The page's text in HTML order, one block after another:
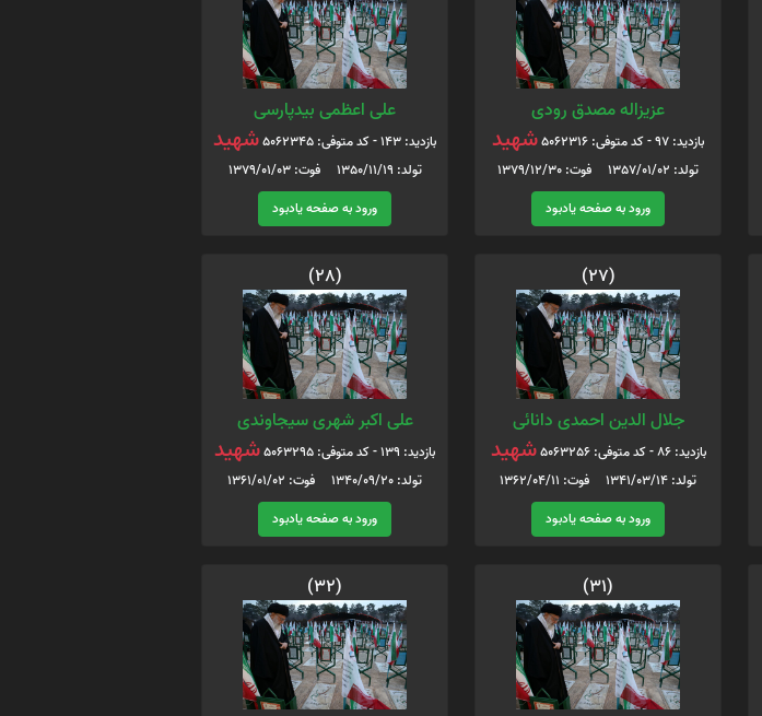
عزیزاله مصدق رودی
بازدید: 97 - کد متوفی: 5062316 شهید
تولد: 1357/01/02 فوت: 1379/12/30
ورود به صفحه یادبود
علی اعظمی بیدپارسی
بازدید: 143 - کد متوفی: 5062345 شهید
تولد: 1350/11/19 فوت: 1379/01/03
ورود به صفحه یادبود
(27)
جلال الدین احمدی دانائی
بازدید: 86 - کد متوفی: 5063256 شهید
تولد: 1341/03/14 فوت: 1362/04/11
ورود به صفحه یادبود
(28)
علی اکبر شهری سیجاوندی
بازدید: 139 - کد متوفی: 5063295 شهید
تولد: 1340/09/20 فوت: 1361/01/02
ورود به صفحه یادبود
(31)
(32)